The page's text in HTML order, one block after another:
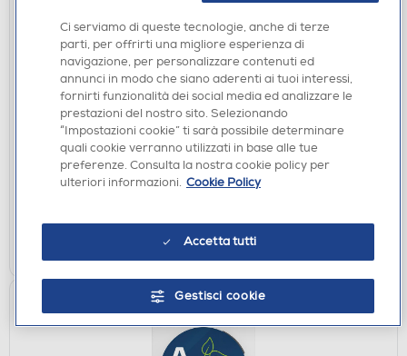
LAVATRICI STANDARD
BEKO - Lavatrice BMEUWT41241M 12 Kg Classe A-
Antracite
€ 599,00
Acquisto online:disponibile
AGGIUNGI
Ci serviamo di queste tecnologie, anche di terze
parti, per offrirti una migliore esperienza di
navigazione, per personalizzare contenuti ed
annunci in modo che siano aderenti ai tuoi interessi,
fornirti funzionalità dei social media ed analizzare le
prestazioni del nostro sito. Selezionando
“Impostazioni cookie” ti sarà possibile determinare
quali cookie verranno utilizzati in base alle tue
preferenze. Consulta la nostra cookie policy per
ulteriori informazioni. Cookie Policy
Accetta tutti
Gestisci cookie